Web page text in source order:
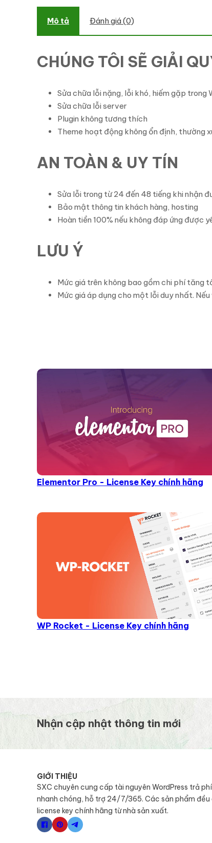
Mô tả Đánh giá (0)
CHÚNG TÔI SẼ GIẢI
Sửa chữa lỗi nặng, lỗi khó, hiếm gặp trong
Sửa chữa lỗi server
Plugin không tương thích
Theme hoạt động không ổn định, thường
AN TOÀN & UY TÍN
Sửa lỗi trong từ 24 đến 48 tiếng khi nhận
Bảo mật thông tin khách hàng, hosting
Hoàn tiền 100% nếu không đáp ứng được
LƯU Ý
Mức giá trên không bao gồm chi phí
Mức giá áp dụng cho một lỗi duy nhất.
Elementor Pro - License Key chính hãng
WP Rocket - License Key chính hãng
Nhận cập nhật thông tin mới
GIỚI THIỆU
SXC chuyên cung cấp tài nguyên WordPress trả
nhanh chóng, hỗ trợ 24/7/365. Các sản phẩm đều
license key chính hãng từ nhà sản xuất.